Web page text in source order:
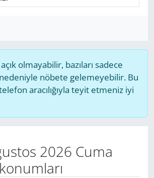
olmayabilir, bazıları sadece
nöbete gelemeyebilir. Bu
aracılığıyla teyit etmeniz iyi
2026 Cuma